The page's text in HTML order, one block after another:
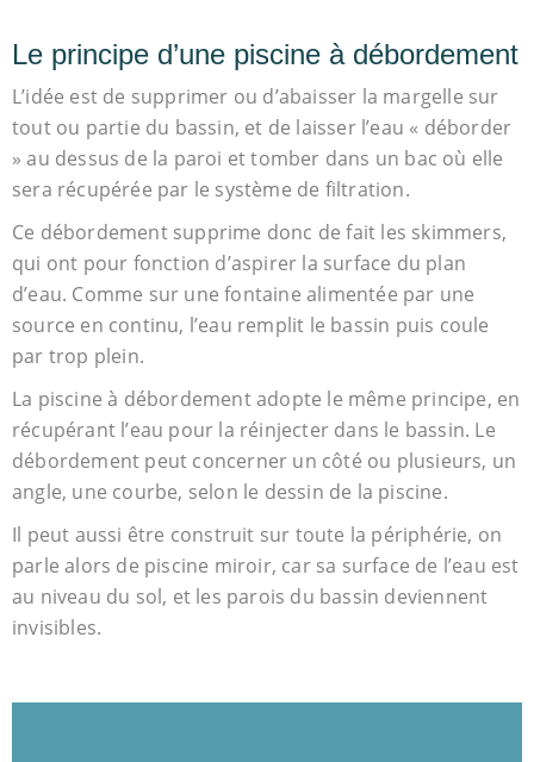
Le principe d’une piscine à débordement
L’idée est de supprimer ou d’abaisser la margelle sur
tout ou partie du bassin, et de laisser l’eau « déborder
» au dessus de la paroi et tomber dans un bac où elle
sera récupérée par le système de filtration.
Ce débordement supprime donc de fait les skimmers,
qui ont pour fonction d’aspirer la surface du plan
d’eau. Comme sur une fontaine alimentée par une
source en continu, l’eau remplit le bassin puis coule
par trop plein.
La piscine à débordement adopte le même principe, en
récupérant l’eau pour la réinjecter dans le bassin. Le
débordement peut concerner un côté ou plusieurs, un
angle, une courbe, selon le dessin de la piscine.
Il peut aussi être construit sur toute la périphérie, on
parle alors de piscine miroir, car sa surface de l’eau est
au niveau du sol, et les parois du bassin deviennent
invisibles.